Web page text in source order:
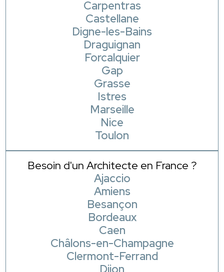
Carpentras
Castellane
Digne-les-Bains
Draguignan
Forcalquier
Gap
Grasse
Istres
Marseille
Nice
Toulon
Besoin d'un Architecte en France ?
Ajaccio
Amiens
Besançon
Bordeaux
Caen
Châlons-en-Champagne
Clermont-Ferrand